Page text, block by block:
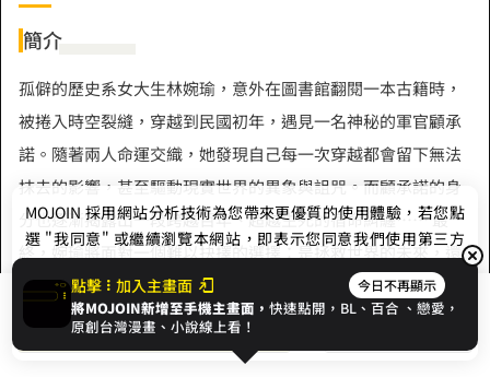
開始閱讀
簡介
孤僻的歷史系女大生林婉瑜，意外在圖書館翻閱一本古籍時，
被捲入時空裂縫，穿越到民國初年，遇見一名神秘的軍官顧承
諾。隨著兩人命運交織，她發現自己每一次穿越都會留下無法
抹去的影響，甚至驅動現實世界的異象與詛咒。而顧承諾的身
分也逐漸揭露出一段跨越百年、超越生死的宿命糾纏…… 最
終，婉瑜將面對一個難以抉擇的選擇：是拯救世界的未來，還
是成全與他僅剩一次的重逢——但命運從來不給人選擇的權
利。
展開全部
點擊 加入主畫面 今日不再顯示
將MOJOIN新增至手機主畫面，快速點開，BL、百合 、戀愛，
原創台灣漫畫、小說線上看！
MOJOIN 採用網站分析技術為您帶來更優質的使用體驗，若您點
選 "我同意" 或繼續瀏覽本網站，即表示您同意我們使用第三方
Cookie，欲瞭解更多資訊請見隱私權政策。
我同意